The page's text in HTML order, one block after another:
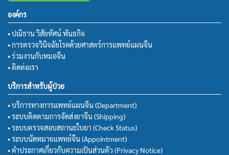
องค์กร
• ปณิธาน วิสัยทัศน์ พันธกิจ
• การตรวจวินิจฉัยโรคด้วยศาสตร์การแพทย์แผนจีน
• ร่วมงานกับหมอจีน
• ติดต่อเรา
บริการสำหรับผู้ป่วย
• บริการทางการแพทย์แผนจีน (Department)
• ระบบติดตามการจัดส่งยาจีน (Shipping)
• ระบบตรวจสอบสถานะใบยา (Check Status)
• ระบบนัดหมายแพทย์จีน (Appointment)
• คำประกาศเกี่ยวกับความเป็นส่วนตัว (Privacy Notice)